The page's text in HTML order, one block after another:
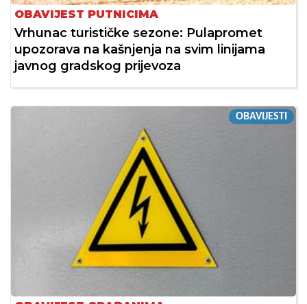
OBAVIJEST PUTNICIMA
Vrhunac turističke sezone: Pulapromet
upozorava na kašnjenja na svim linijama
javnog gradskog prijevoza
OBAVIJESTI